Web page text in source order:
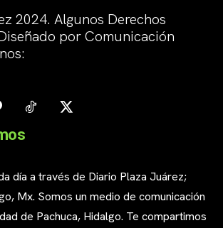
2024. Algunos Derechos
por Comunicación
día a través de Diario Plaza Juárez;
Mx. Somos un medio de comunicación
de Pachuca, Hidalgo. Te compartimos